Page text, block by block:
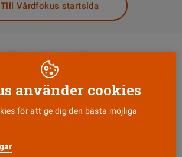
Till Vårdfokus startsida
Läs senaste numret
använder cookies
för att ge dig den bästa möjliga